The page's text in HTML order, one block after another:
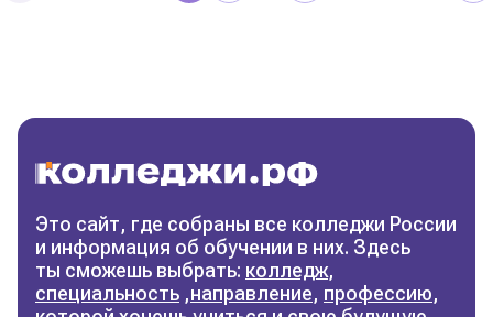
колледж
Фильтры
Сбросить фильтры
Это сайт, где собраны все колледжи России
и информация об обучении в них. Здесь
ты сможешь выбрать: колледж,
специальность ,направление, профессию,